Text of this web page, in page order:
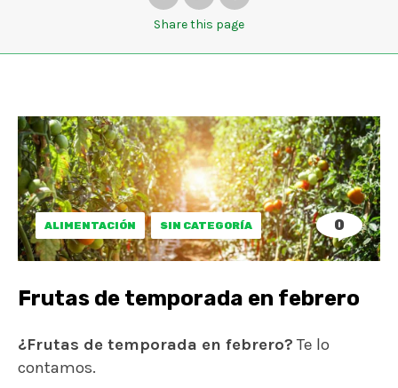
Sharethis page
ALIMENTACIÓN SIN CATEGORÍA 0
Frutas de temporada en febrero
¿Frutas de temporada en febrero?Te lo
contamos.